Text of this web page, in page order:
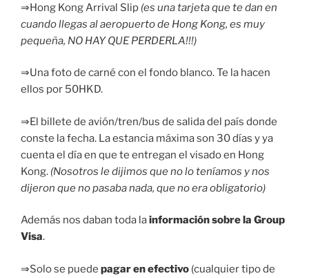
⇒Hong Kong Arrival Slip (es una tarjeta que te dan en
cuando llegas al aeropuerto de Hong Kong, es muy
pequeña, NO HAY QUE PERDERLA!!!)
⇒Una foto de carné con el fondo blanco. Te la hacen
ellos por 50HKD.
⇒El billete de avión/tren/bus de salida del país donde
conste la fecha. La estancia máxima son 30 días y ya
cuenta el día en que te entregan el visado en Hong
Kong. (Nosotros le dijimos que no lo teníamos y nos
dijeron que no pasaba nada, que no era obligatorio)
Además nos daban toda lainformación sobre la Group
Visa.
⇒Solo se puede pagar en efectivo (cualquier tipo de